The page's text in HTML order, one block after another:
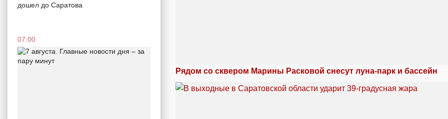
дошел до Саратова
07:00
Рядом со сквером Марины Расковой снесут луна-парк и бассейн